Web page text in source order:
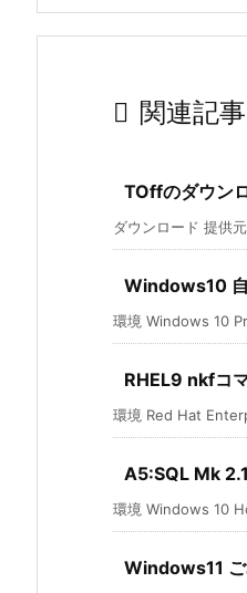
 関連記事
TOffのダウン
ダウンロード 提供
Windows10
環境 Windows 10
RHEL9 nkfコ
環境 Red Hat
A5:SQL Mk
環境 Windows 10
Windows11